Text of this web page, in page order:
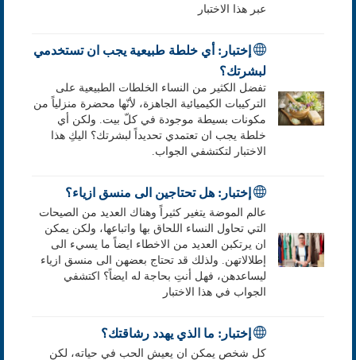
عبر هذا الاختبار
إختبار: أي خلطة طبيعية يجب ان تستخدمي
لبشرتك؟
تفضل الكثير من النساء الخلطات الطبيعية على
التركيبات الكيميائية الجاهزة، لأنّها محضرة منزلياً من
مكونات بسيطة موجودة في كلّ بيت. ولكن أي
خلطة يجب ان تعتمدي تحديداً لبشرتك؟ اليكِ هذا
الاختبار لتكتشفي الجواب.
إختبار: هل تحتاجين الى منسق ازياء؟
عالم الموضة يتغير كثيراً وهناك العديد من الصيحات
التي تحاول النساء اللحاق بها واتباعها، ولكن يمكن
ان يرتكبن العديد من الاخطاء ايضاً ما يسيء الى
إطلالاتهن. ولذلك قد تحتاج بعضهن الى منسق ازياء
ليساعدهن، فهل أنتِ بحاجة له ايضاً؟ اكتشفي
الجواب في هذا الاختبار
إختبار: ما الذي يهدد رشاقتك؟
كل شخص يمكن ان يعيش الحب في حياته، لكن